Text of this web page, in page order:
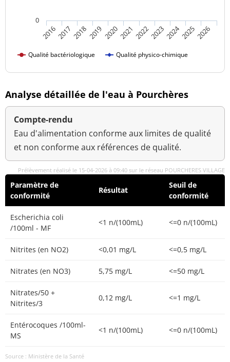
Qualité bactériologique Qualité physico-chimique
20162017 201820192020202120222023202420252026
0
Analyse détaillée de l'eau à Pourchères
Compte-rendu
Eau d'alimentation conforme aux limites de qualité
et non conforme aux références de qualité.
Prélèvement réalisé le 15-04-2026 à 09:40 sur le réseau POURCHERES VILLAGE
Paramètre de
conformité
Résultat
Seuil de
conformité
Escherichia coli
/100ml - MF
<1 n/(100mL) <=0 n/(100mL)
Nitrites (en NO2) <0,01 mg/L <=0,5 mg/L
Nitrates (en NO3) 5,75 mg/L <=50 mg/L
Nitrates/50 +
Nitrites/3
0,12 mg/L <=1 mg/L
Entérocoques /100ml-
MS
<1 n/(100mL) <=0 n/(100mL)
Source : Ministère de la Santé